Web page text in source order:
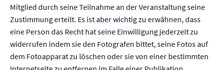
Mitglied durch seine Teilnahme an der Veranstaltung seine
Zustimmung erteilt. Es ist aber wichtig zu erwähnen, dass
eine Person das Recht hat seine Einwilligung jederzeit zu
widerrufen indem sie den Fotografen bittet, seine Fotos auf
dem Fotoapparat zu löschen oder sie von einer bestimmten